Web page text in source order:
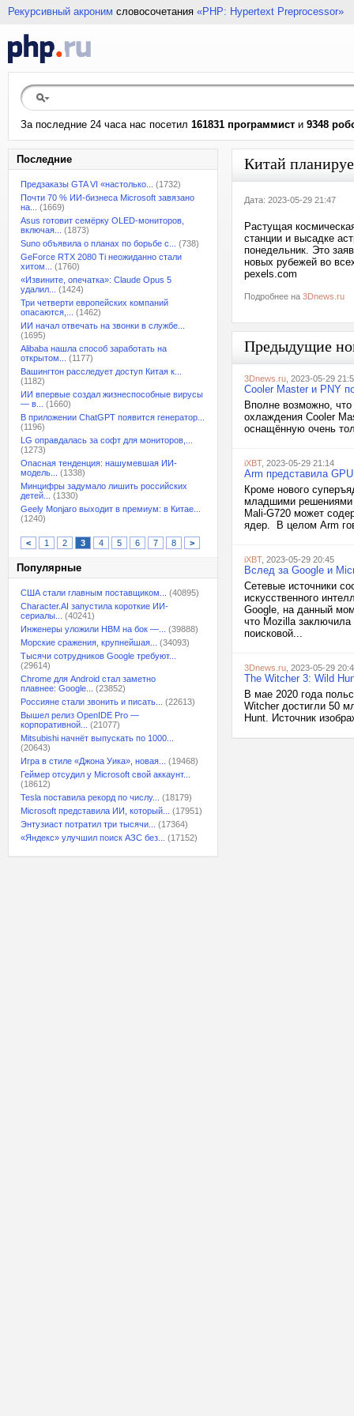
Рекурсивный акроним словосочетания «PHP: Hypertext Preprocessor»
За последние 24 часа нас посетил 161831 программист и 9348
Последние
Предзаказы GTA VI «настолько...
(1732)
Почти 70 % ИИ-бизнеса Microsoft завязано
на...
(1669)
Asus готовит семёрку OLED-мониторов,
включая...
(1873)
Suno объявила о планах по борьбе с...
(738)
GeForce RTX 2080 Ti неожиданно стали
хитом...
(1760)
«Извините, опечатка»: Claude Opus 5
удалил...
(1424)
Три четверти европейских компаний
опасаются,...
(1462)
ИИ начал отвечать на звонки в службе...
(1695)
Alibaba нашла способ заработать на
открытом...
(1177)
Вашингтон расследует доступ Китая к...
(1182)
ИИ впервые создал жизнеспособные вирусы
— в...
(1660)
В приложении ChatGPT появится генератор...
(1196)
LG оправдалась за софт для мониторов,...
(1273)
Опасная тенденция: нашумевшая ИИ-
модель...
(1338)
Минцифры задумало лишить российских
детей...
(1330)
Geely Monjaro выходит в премиум: в Китае...
(1240)
< 1 2 3 4 5 6 7 8 >
Популярные
США стали главным поставщиком...
(40895)
Character.AI запустила короткие ИИ-
сериалы...
(40241)
Инженеры уложили HBM на бок —...
(39888)
Морские сражения, крупнейшая...
(34093)
Тысячи сотрудников Google требуют...
(29614)
Chrome для Android стал заметно
плавнее: Google...
(23852)
Россияне стали звонить и писать...
(22613)
Вышел релиз OpenIDE Pro —
корпоративной...
(21077)
Mitsubishi начнёт выпускать по 1000...
(20643)
Игра в стиле «Джона Уика», новая...
(19468)
Геймер отсудил у Microsoft свой аккаунт...
(18612)
Tesla поставила рекорд по числу...
(18179)
Microsoft представила ИИ, который...
(17951)
Энтузиаст потратил три тысячи...
(17364)
«Яндекс» улучшил поиск АЗС без...
(17152)
Китай
Дата: 2023-05-29 21:47
Растущая
станции и высадке
понедельник. Это
новых рубежей во
pexels.com
Подробнее на 3Dnews.ru
Предыдущие
3Dnews.ru , 2023-05-29
Cooler Master и PNY
Вполне возможно,
охлаждения Cooler
оснащённую очень
iXBT, 2023-05-29 21:14
Arm представила
Кроме нового
младшими решениями
Mali-G720 может
ядер. В целом Arm
iXBT, 2023-05-29 20:45
Вслед за Google и
Сетевые источники
искусственного
Google, на данный
что Mozilla заключила
поисковой...
3Dnews.ru , 2023-05-29
The Witcher 3: Wild
В мае 2020 года
Witcher достигли 50
Hunt. Источник